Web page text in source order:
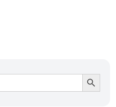
Ir